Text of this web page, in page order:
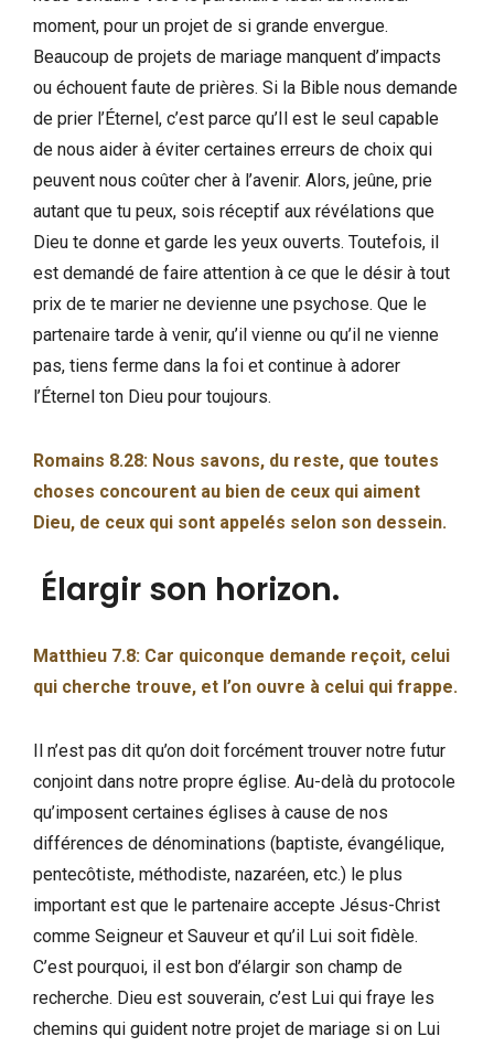
moment, pour un projet de si grande envergue.
Beaucoup de projets de mariage manquent d’impacts
ou échouent faute de prières. Si la Bible nous demande
de prier l’Éternel, c’est parce qu’Il est le seul capable
de nous aider à éviter certaines erreurs de choix qui
peuvent nous coûter cher à l’avenir. Alors, jeûne, prie
autant que tu peux, sois réceptif aux révélations que
Dieu te donne et garde les yeux ouverts. Toutefois, il
est demandé de faire attention à ce que le désir à tout
prix de te marier ne devienne une psychose. Que le
partenaire tarde à venir, qu’il vienne ou qu’il ne vienne
pas, tiens ferme dans la foi et continue à adorer
l’Éternel ton Dieu pour toujours.
Romains 8.28: Nous savons, du reste, que toutes
choses concourent au bien de ceux qui aiment
Dieu, de ceux qui sont appelés selon son dessein.
Élargir son horizon.
Matthieu 7.8: Car quiconque demande reçoit, celui
qui cherche trouve, et l’on ouvre à celui qui frappe.
Il n’est pas dit qu’on doit forcément trouver notre futur
conjoint dans notre propre église. Au-delà du protocole
qu’imposent certaines églises à cause de nos
différences de dénominations (baptiste, évangélique,
pentecôtiste, méthodiste, nazaréen, etc.) le plus
important est que le partenaire accepte Jésus-Christ
comme Seigneur et Sauveur et qu’il Lui soit fidèle.
C’est pourquoi, il est bon d’élargir son champ de
recherche. Dieu est souverain, c’est Lui qui fraye les
chemins qui guident notre projet de mariage si on Lui